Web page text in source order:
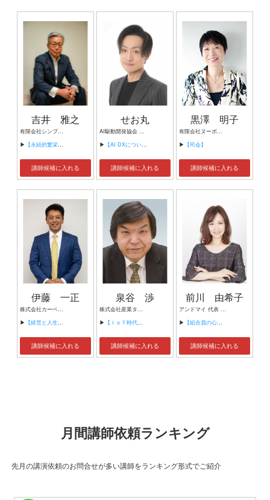
吉井 雅之
有限会社シンプルタスク 代表取締役 習慣形成コンサルタント
▶ 【永続的繁栄の組織づくり】
講師候補に入れる
せお丸
AI駆動開発協会 代表理事 サイバーフリークス株式会社 代表取締役
▶ 【AI DXについて】
講師候補に入れる
黒澤 明子
有限会社ヌーボヌール代表取締役
▶ 【司会】
講師候補に入れる
伊藤 一正
株式会社カーベル代表取締役社長 プロレスラーカーベル伊藤
▶ 【経営と人生がHappyになる3つのキーワード】
講師候補に入れる
泉谷 渉
株式会社産業タイムズ社 代表取締役会長 半導体産業新聞 特別編集委員
▶ 【ＩｏＴ時代にニッポンの製造業が一気に抜け出す！！ ～世界トップシェアのセンサーとロボットで戦え！】
講師候補に入れる
前川 由希子
アンドマイ 代表 組織活性化コンサルタント
▶ 【組合員の心をぐっと掴むコミュニケーション術～組合員が「あなたが言うなら」と動き出す３ステップ～】
講師候補に入れる
月間講師依頼ランキング
先月の講演依頼のお問合せが多い講師をランキング形式でご紹介